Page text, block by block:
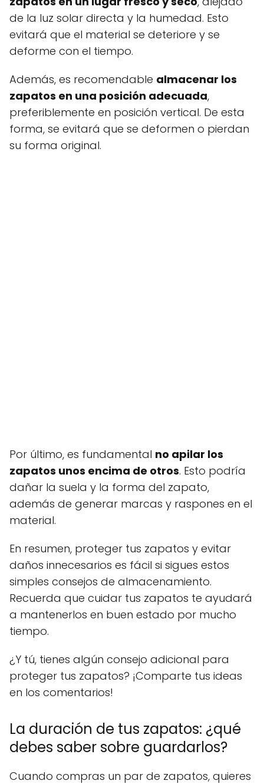
de la luz solar directa y la humedad. Esto
evitará que el material se deteriore y se
deforme con el tiempo.
Además, es recomendable almacenar los
zapatos en una posición adecuada,
preferiblemente en posición vertical. De esta
forma, se evitará que se deformen o pierdan
su forma original.
Por último, es fundamental no apilar los
zapatos unos encima de otros. Esto podría
dañar la suela y la forma del zapato,
además de generar marcas y raspones en el
material.
En resumen, proteger tus zapatos y evitar
daños innecesarios es fácil si sigues estos
simples consejos de almacenamiento.
Recuerda que cuidar tus zapatos te ayudará
a mantenerlos en buen estado por mucho
tiempo.
¿Y tú, tienes algún consejo adicional para
proteger tus zapatos? ¡Comparte tus ideas
en los comentarios!
La duración de tus zapatos: ¿qué
debes saber sobre guardarlos?
Cuando compras un par de zapatos, quieres